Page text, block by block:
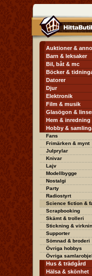
Auktioner &
Barn & leksaker
Bil, båt & mc
Böcker &
Datorer
Djur
Elektronik
Film & musik
Glasögon &
Hem & inredning
Hobby &
Fans
Frimärken & mynt
Julprylar
Knivar
Lajv
Modellbygge
Nostalgi
Party
Radiostyrt
Science fiction &
Scrapbooking
Skämt & trolleri
Stickning &
Supporter
Sömnad & broderi
Övriga hobbys
Övriga
Hus & trädgård
Hälsa & skönhet